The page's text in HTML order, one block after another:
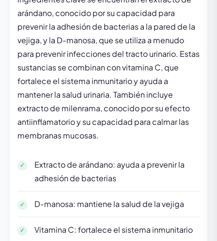
arándano, conocido por su capacidad para
prevenir la adhesión de bacterias a la pared de la
vejiga, y la D-manosa, que se utiliza a menudo
para prevenir infecciones del tracto urinario. Estas
sustancias se combinan con vitamina C, que
fortalece el sistema inmunitario y ayuda a
mantener la salud urinaria. También incluye
extracto de milenrama, conocido por su efecto
antiinflamatorio y su capacidad para calmar las
membranas mucosas.
Extracto de arándano: ayuda a prevenir la
adhesión de bacterias
D-manosa: mantiene la salud de la vejiga
Vitamina C: fortalece el sistema inmunitario